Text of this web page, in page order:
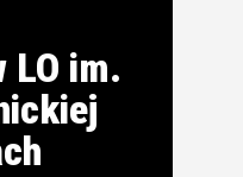
LO im.